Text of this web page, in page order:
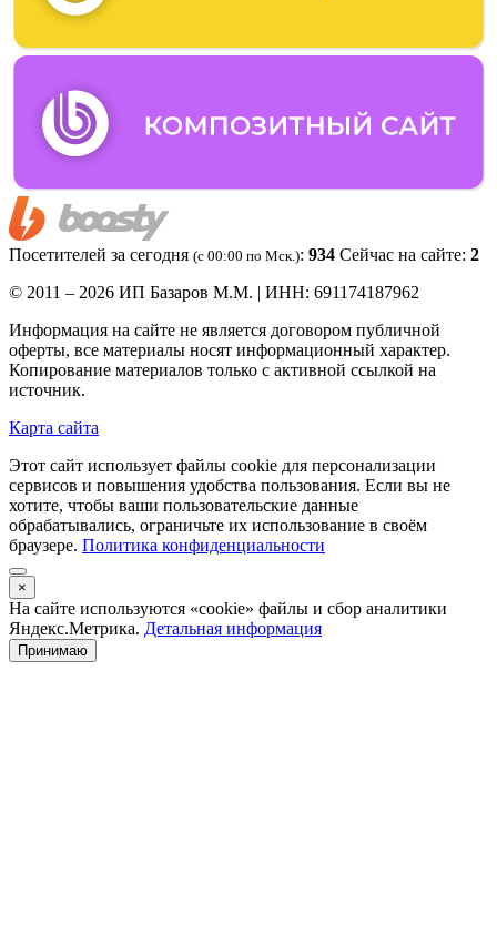
Посетителей за сегодня (c 00:00 по Мск.): 934 Сейчас на сайте: 2
© 2011 – 2026 ИП Базаров М.М. | ИНН: 691174187962
Информация на сайте не является договором публичной
оферты, все материалы носят информационный характер.
Копирование материалов только с активной ссылкой на
источник.
Карта сайта
Этот сайт использует файлы cookie для персонализации
сервисов и повышения удобства пользования. Если вы не
хотите, чтобы ваши пользовательские данные
обрабатывались, ограничьте их использование в своём
браузере. Политика конфиденциальности
×
На сайте используются «cookie» файлы и сбор аналитики
Яндекс.Метрика. Детальная информация
Принимаю